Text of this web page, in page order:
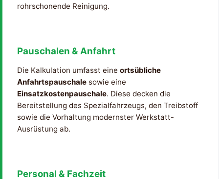
rohrschonende Reinigung.
Pauschalen & Anfahrt
Die Kalkulation umfasst eine ortsübliche
Anfahrtspauschale sowie eine
Einsatzkostenpauschale. Diese decken die
Bereitstellung des Spezialfahrzeugs, den Treibstoff
sowie die Vorhaltung modernster Werkstatt-
Ausrüstung ab.
Personal & Fachzeit